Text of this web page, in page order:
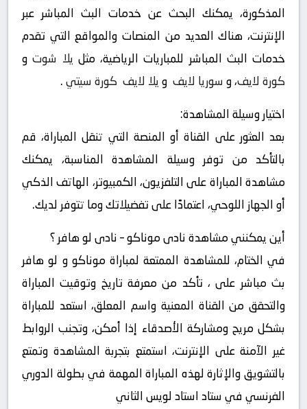
المذكورة، يمكنك البحث عن خدمات البث المباشر عبر
الإنترنت، هناك العديد من المنصات والمواقع التي تقدم
خدمات البث المباشر للمباريات الرياضية، مثل يلا شوتو
كورة لايف، وسوريا لايف ويلا لايف كورة سيتي.
اختيار وسيلة المشاهدة:
بعد العثور على القناة أو المنصة التي تنقل المباراة، قم
بالتأكد من توفر وسيلة المشاهدة المناسبة، يمكنك
مشاهدة المباراة على التلفزيون، الكمبيوتر، الهاتف الذكي
أو الجهاز اللوحي، اعتمادًا على تفضيلاتك وما تتوفر لديك.
أين يمكنني مشاهدة ‎نادى موناكو – نادى لو هافر ؟
في الختام، للمشاهدة الممتعة لمباراة موناكو و لو هافر
بث مباشر على ، تأكد من معرفة تاريخ وتوقيت المباراة
والتحقق من القناة المعنية واسم المعلق، استعد للمباراة
بشكل مريح ومشاركة الأصدقاء إذا أمكن، وتجنب الروابط
غير الآمنة على الإنترنت، استمتع بتجربة المشاهدة وتمتع
بالتشويق والإثارة لهذه المباراة المهمة في بطولة الدوري
الفرنسي في ستاد استاد لويس الثاني